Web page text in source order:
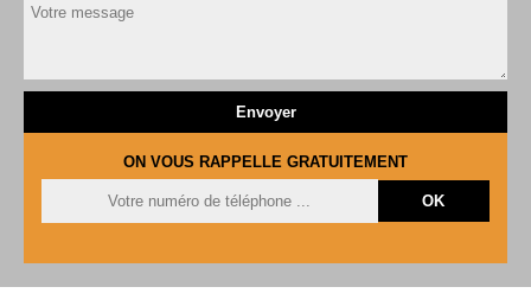
ON VOUS RAPPELLE GRATUITEMENT